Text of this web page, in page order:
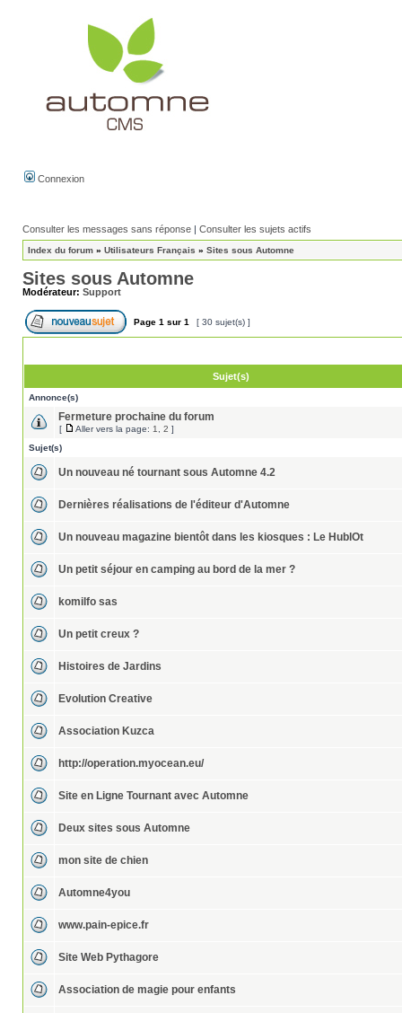
Connexion
Consulter les messages sans réponse | Consulter les sujets actifs
Index du forum » Utilisateurs Français » Sites sous Automne
Sites sous Automne
Modérateur: Support
Page 1 sur 1 [ 30 sujet(s) ]
Sujet(s)
Annonce(s)
Fermeture prochaine du forum
[ Aller vers la page: 1 2 ]
Sujet(s)
Un nouveau né tournant sous Automne 4.2
Dernières réalisations de l'éditeur d'Automne
Un nouveau magazine bientôt dans les kiosques : Le HublOt
Un petit séjour en camping au bord de la mer ?
komilfo sas
Un petit creux ?
Histoires de Jardins
Evolution Creative
Association Kuzca
http://operation.myocean.eu/
Site en Ligne Tournant avec Automne
Deux sites sous Automne
mon site de chien
Automne4you
www.pain-epice.fr
Site Web Pythagore
Association de magie pour enfants